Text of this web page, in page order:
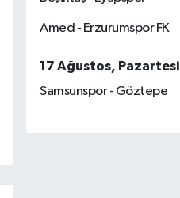
Amed - Erzurumspor FK
17 Ağustos, Pazartesi
Samsunspor - Göztepe